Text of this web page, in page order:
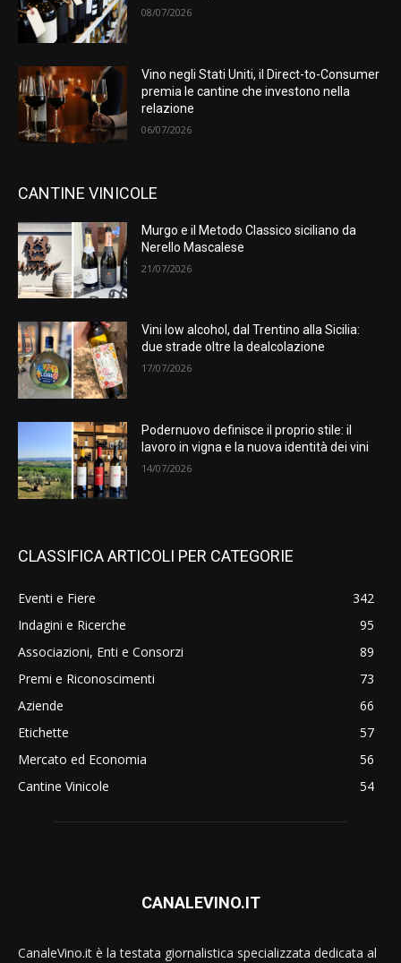
08/07/2026
Vino negli Stati Uniti, il Direct-to-Consumer
premia le cantine che investono nella
relazione
06/07/2026
CANTINE VINICOLE
Murgo e il Metodo Classico siciliano da
Nerello Mascalese
21/07/2026
Vini low alcohol, dal Trentino alla Sicilia:
due strade oltre la dealcolazione
17/07/2026
Podernuovo definisce il proprio stile: il
lavoro in vigna e la nuova identità dei vini
14/07/2026
CLASSIFICA ARTICOLI PER CATEGORIE
Eventi e Fiere
342
Indagini e Ricerche
95
Associazioni, Enti e Consorzi
89
Premi e Riconoscimenti
73
Aziende
66
Etichette
57
Mercato ed Economia
56
Cantine Vinicole
54
CANALEVINO.IT
CanaleVino.it è la testata giornalistica specializzata dedicata al